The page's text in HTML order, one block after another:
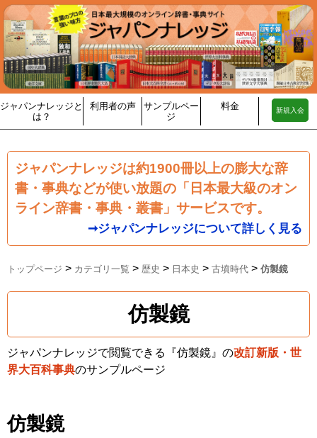
ジャパンナレッジと
は？
利用者の声
サンプルペー
ジ
料金 新規入会
ジャパンナレッジは約1900冊以上の膨大な辞
書・事典などが使い放題の「日本最大級のオン
ライン辞書・事典・叢書」サービスです。
➞ジャパンナレッジについて詳しく見る
トップページ > カテゴリ一覧 > 歴史 > 日本史 > 古墳時代 > 仿製鏡
仿製鏡
ジャパンナレッジで閲覧できる『仿製鏡』の改訂新版・世
界大百科事典のサンプルページ
仿製鏡